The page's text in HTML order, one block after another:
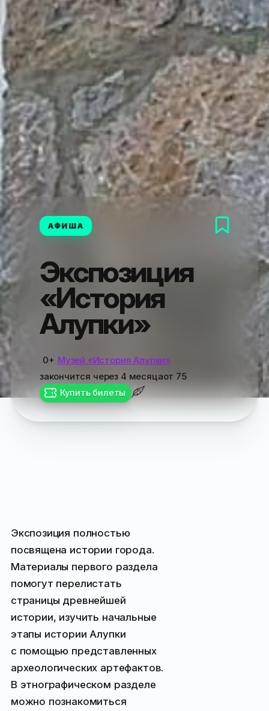
АФИША
Экспозиция
«История
Алупки»
0+ Музей «История Алупки»
закончится через 4 месяцаот 75
Купить билеты
Экспозиция полностью
посвящена истории города.
Материалы первого раздела
помогут перелистать
страницы древнейшей
истории, изучить начальные
этапы истории Алупки
с помощью представленных
археологических артефактов.
В этнографическом разделе
можно познакомиться